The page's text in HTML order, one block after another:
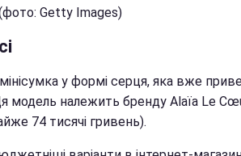
Getty Images)​​​​​​​
у формі серця, яка вже
модель належить бренду Alaïa Le
74 тисячі гривень).